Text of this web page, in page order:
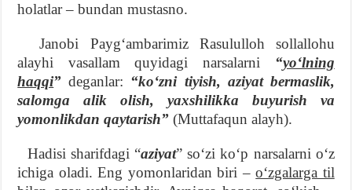
holatlar – bundan mustasno.
Janobi Paygʻambarimiz Rasululloh sollallohu
alayhi vasallam quyidagi narsalarni “yoʻlning
haqqi” deganlar: “koʻzni tiyish, aziyat bermaslik,
salomga alik olish, yaxshilikka buyurish va
yomonlikdan qaytarish” (Muttafaqun alayh).
Hadisi sharifdagi “aziyat” soʻzi koʻp narsalarni oʻz
ichiga oladi. Eng yomonlaridan biri –oʻzgalarga til